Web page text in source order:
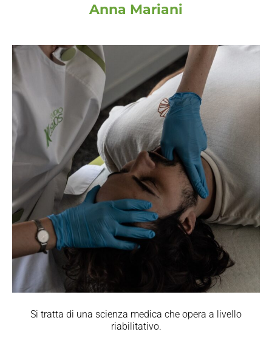
Anna Mariani
Si tratta di una scienza medica che opera a livello
riabilitativo.